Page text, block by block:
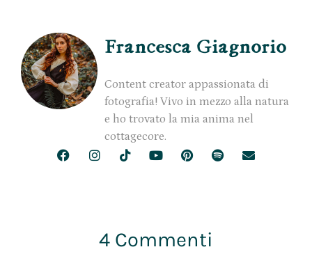
Francesca Giagnorio
Content creator appassionata di
fotografia! Vivo in mezzo alla natura
e ho trovato la mia anima nel
cottagecore.
4 Commenti